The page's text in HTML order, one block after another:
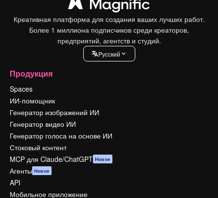
Креативная платформа для создания ваших лучших работ.
Более 1 миллиона подписчиков среди креаторов,
предприятий, агентств и студий.
Pусский
Продукция
Spaces
ИИ-помощник
Генератор изображений ИИ
Генератор видео ИИ
Генератор голоса на основе ИИ
Стоковый контент
MCP для Claude/ChatGPT Новое
Агенты Новое
API
Мобильное приложение